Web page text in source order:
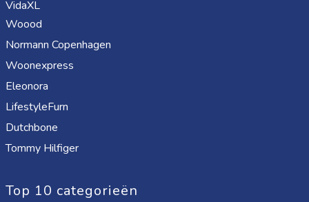
VidaXL
Woood
Normann Copenhagen
Woonexpress
Eleonora
LifestyleFurn
Dutchbone
Tommy Hilfiger
Top 10 categorieën